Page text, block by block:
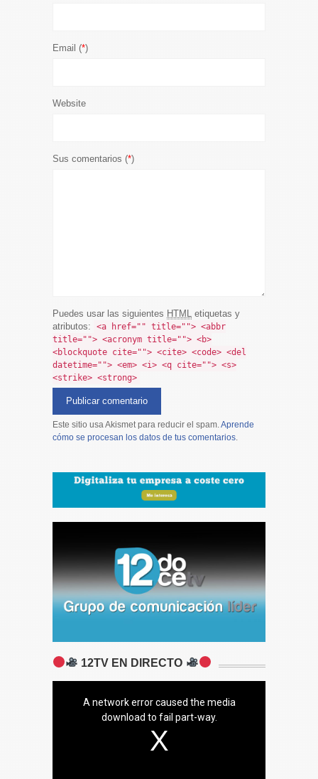
Email (*)
Website
Sus comentarios (*)
Puedes usar las siguientes HTML etiquetas y
atributos:
<a href="" title=""> <abbr
title=""> <acronym title=""> <b>
<blockquote cite=""> <cite> <code> <del
datetime=""> <em> <i> <q cite=""> <s>
<strike> <strong>
Este sitio usa Akismet para reducir el spam.Aprende
cómo se procesan los datos de tus comentarios.
12TV EN DIRECTO
A network error caused the media
download to fail part-way.